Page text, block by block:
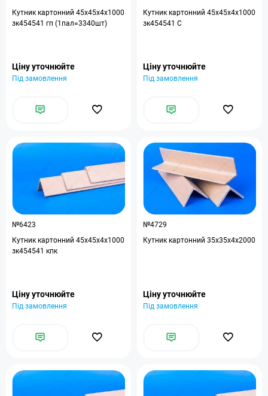
Кутник картонний 45x45x4x1000
зк454541 гп (1пал=3340шт)
Ціну уточнюйте
Під замовлення
Кутник картонний 45x45x4x1000
зк454541 С
Ціну уточнюйте
Під замовлення
№6423
Кутник картонний 45x45x4x1000
зк454541 кпк
Ціну уточнюйте
Під замовлення
№4729
Кутник картонний 35x35x4x2000
Ціну уточнюйте
Під замовлення